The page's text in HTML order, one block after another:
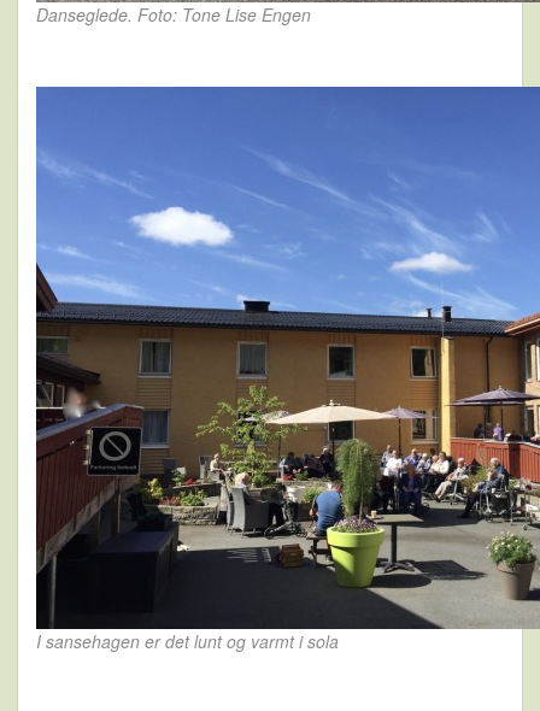
Danseglede. Foto: Tone Lise Engen
I sansehagen er det lunt og varmt i sola